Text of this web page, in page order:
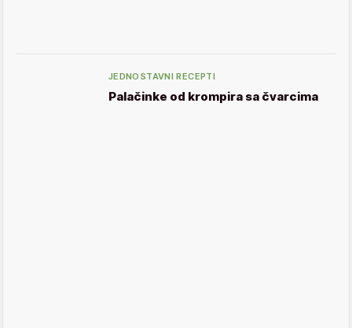
JEDNOSTAVNI RECEPTI
Palačinke od krompira sa čvarcima